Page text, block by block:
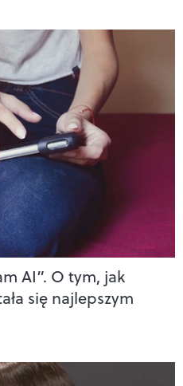
AI”. O tym, jak
się najlepszym